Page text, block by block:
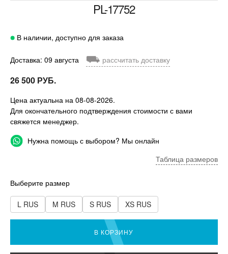
PL-17752
В наличии, доступно для заказа
Доставка: 09 августа ⛟ рассчитать доставку
26 500 РУБ.
Цена актуальна на 08-08-2026.
Для окончательного подтверждения стоимости с вами
свяжется менеджер.
Нужна помощь с выбором? Мы онлайн
Таблица размеров
Выберите размер
L RUS M RUS S RUS XS RUS
В КОРЗИНУ